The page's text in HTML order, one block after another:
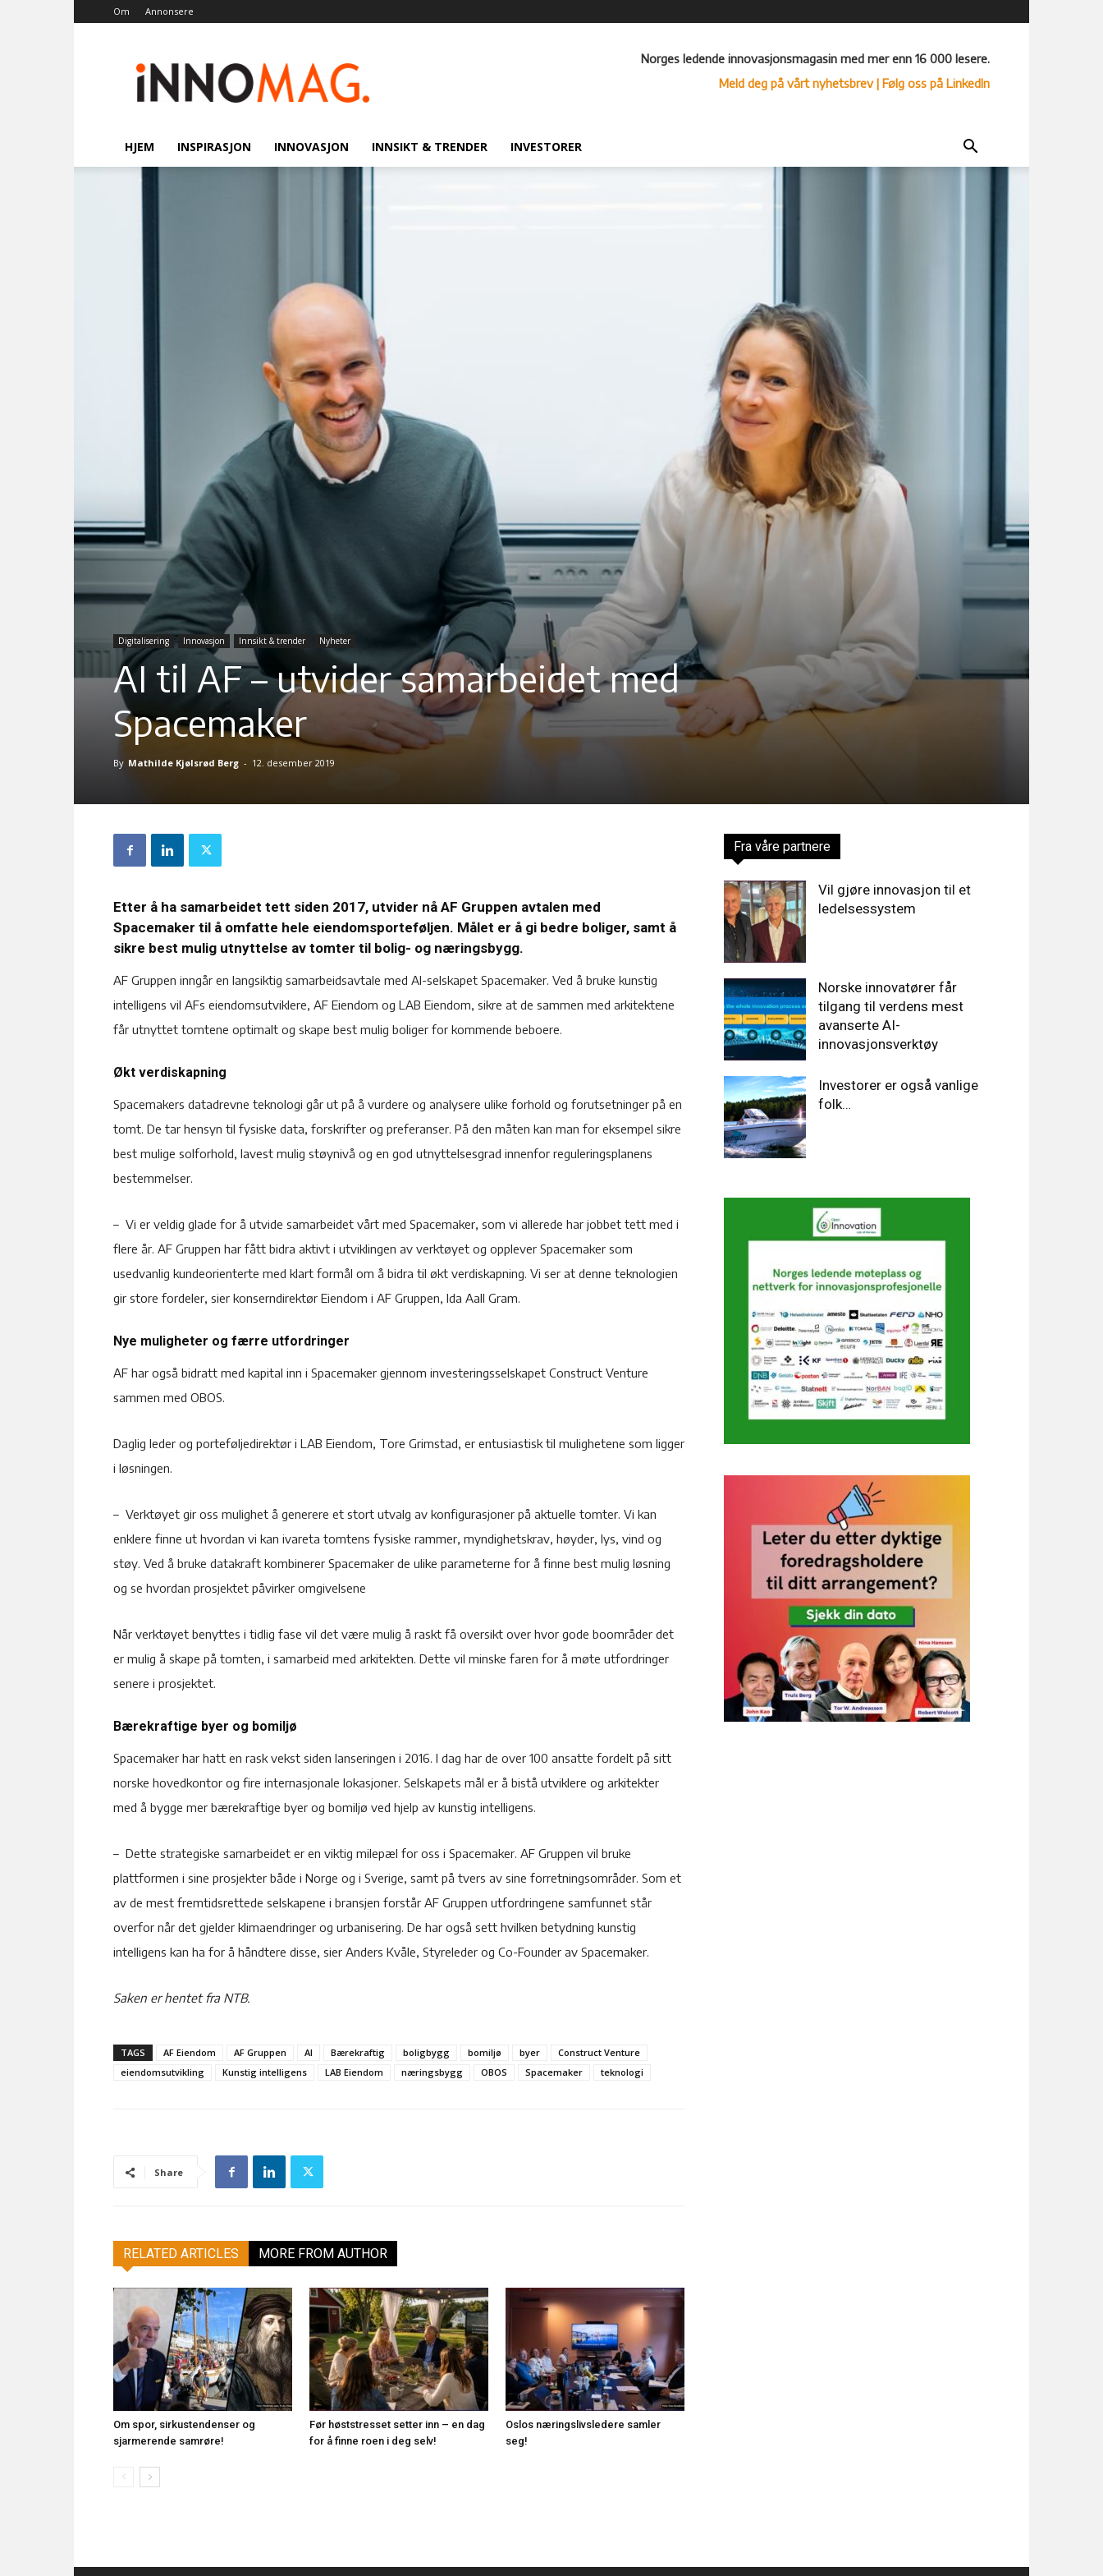
Om Annonsere
Norges ledende innovasjonsmagasin med mer enn 16 000 lesere.
Meld deg på vårt nyhetsbrev| Følg oss på LinkedIn
HJEM INSPIRASJON INNOVASJON INNSIKT & TRENDER INVESTORER
Digitalisering Innovasjon Innsikt & trender Nyheter
AI til AF – utvider samarbeidet med
Spacemaker
By Mathilde Kjølsrød Berg - 12. desember 2019
Etter å ha samarbeidet tett siden 2017, utvider nå AF Gruppen avtalen med
Spacemaker til å omfatte hele eiendomsporteføljen. Målet er å gi bedre boliger, samt å
sikre best mulig utnyttelse av tomter til bolig- og næringsbygg.
AF Gruppen inngår en langsiktig samarbeidsavtale med AI-selskapet Spacemaker. Ved å bruke kunstig
intelligens vil AFs eiendomsutviklere, AF Eiendom og LAB Eiendom, sikre at de sammen med arkitektene
får utnyttet tomtene optimalt og skape best mulig boliger for kommende beboere.
Økt verdiskapning
Spacemakers datadrevne teknologi går ut på å vurdere og analysere ulike forhold og forutsetninger på en
tomt. De tar hensyn til fysiske data, forskrifter og preferanser. På den måten kan man for eksempel sikre
best mulige solforhold, lavest mulig støynivå og en god utnyttelsesgrad innenfor reguleringsplanens
bestemmelser.
– Vi er veldig glade for å utvide samarbeidet vårt med Spacemaker, som vi allerede har jobbet tett med i
flere år. AF Gruppen har fått bidra aktivt i utviklingen av verktøyet og opplever Spacemaker som
usedvanlig kundeorienterte med klart formål om å bidra til økt verdiskapning. Vi ser at denne teknologien
gir store fordeler, sier konserndirektør Eiendom i AF Gruppen, Ida Aall Gram.
Nye muligheter og færre utfordringer
AF har også bidratt med kapital inn i Spacemaker gjennom investeringsselskapet Construct Venture
sammen med OBOS.
Daglig leder og porteføljedirektør i LAB Eiendom, Tore Grimstad, er entusiastisk til mulighetene som ligger
i løsningen.
– Verktøyet gir oss mulighet å generere et stort utvalg av konfigurasjoner på aktuelle tomter. Vi kan
enklere finne ut hvordan vi kan ivareta tomtens fysiske rammer, myndighetskrav, høyder, lys, vind og
støy. Ved å bruke datakraft kombinerer Spacemaker de ulike parameterne for å finne best mulig løsning
og se hvordan prosjektet påvirker omgivelsene
Når verktøyet benyttes i tidlig fase vil det være mulig å raskt få oversikt over hvor gode boområder det
er mulig å skape på tomten, i samarbeid med arkitekten. Dette vil minske faren for å møte utfordringer
senere i prosjektet.
Bærekraftige byer og bomiljø
Spacemaker har hatt en rask vekst siden lanseringen i 2016. I dag har de over 100 ansatte fordelt på sitt
norske hovedkontor og fire internasjonale lokasjoner. Selskapets mål er å bistå utviklere og arkitekter
med å bygge mer bærekraftige byer og bomiljø ved hjelp av kunstig intelligens.
– Dette strategiske samarbeidet er en viktig milepæl for oss i Spacemaker. AF Gruppen vil bruke
plattformen i sine prosjekter både i Norge og i Sverige, samt på tvers av sine forretningsområder. Som et
av de mest fremtidsrettede selskapene i bransjen forstår AF Gruppen utfordringene samfunnet står
overfor når det gjelder klimaendringer og urbanisering. De har også sett hvilken betydning kunstig
intelligens kan ha for å håndtere disse, sier Anders Kvåle, Styreleder og Co-Founder av Spacemaker.
Saken er hentet fra NTB.
TAGS AF Eiendom AF Gruppen AI Bærekraftig boligbygg bomiljø byer
Construct Venture
eiendomsutvikling
Kunstig intelligens LAB Eiendom næringsbygg OBOS Spacemaker teknologi
Share
RELATED ARTICLES MORE FROM AUTHOR
Om spor, sirkustendenser og
sjarmerende samrøre!
Før høststresset setter inn – en dag
for å finne roen i deg selv!
Oslos næringslivsledere samler
seg!
Fra våre partnere
Vil gjøre innovasjon til et
ledelsessystem
Norske innovatører får
tilgang til verdens mest
avanserte AI-
innovasjonsverktøy
Investorer er også vanlige
folk…